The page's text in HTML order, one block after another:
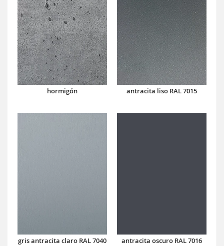
hormigón antracita liso RAL 7015
gris antracita claro RAL 7040 antracita oscuro RAL 7016